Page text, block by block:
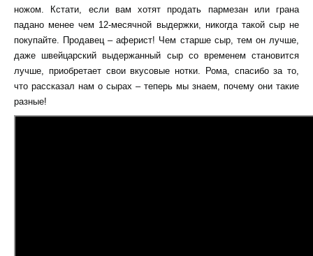
ножом. Кстати, если вам хотят продать пармезан или грана
падано менее чем 12-месячной выдержки, никогда такой сыр не
покупайте. Продавец – аферист! Чем старше сыр, тем он лучше,
даже швейцарский выдержанный сыр со временем становится
лучше, приобретает свои вкусовые нотки. Рома, спасибо за то,
что рассказал нам о сырах – теперь мы знаем, почему они такие
разные!